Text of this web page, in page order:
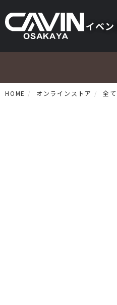
イベン
ネットワークプレーヤー
HOME オンラインストア 全